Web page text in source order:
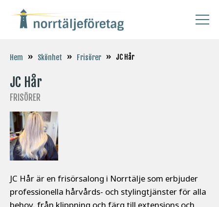
Hem » Skönhet » Frisörer » JC Hår
JC Hår
FRISÖRER
JC Hår är en frisörsalong i Norrtälje som erbjuder
professionella hårvårds- och stylingtjänster för alla
behov, från klippning och färg till extensions och